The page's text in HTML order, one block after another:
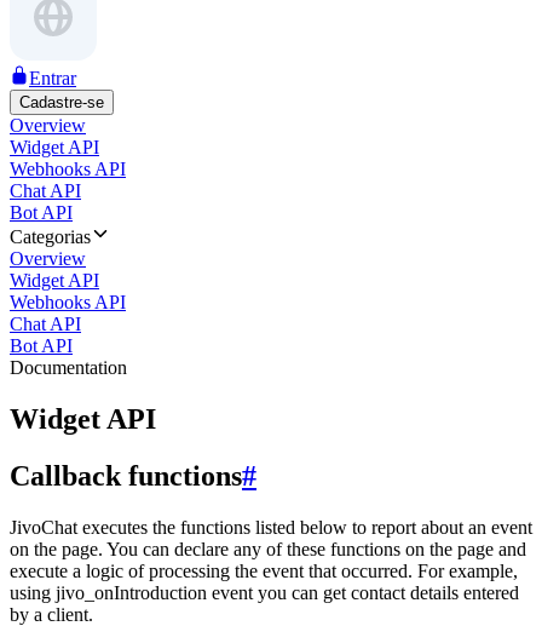
Entrar
Cadastre-se
Overview
Widget API
Webhooks API
Chat API
Bot API
Categorias
Overview
Widget API
Webhooks API
Chat API
Bot API
Documentation
Widget API
Callback functions#
JivoChat executes the functions listed below to report about an event
on the page. You can declare any of these functions on the page and
execute a logic of processing the event that occurred. For example,
using jivo_onIntroduction event you can get contact details entered
by a client.